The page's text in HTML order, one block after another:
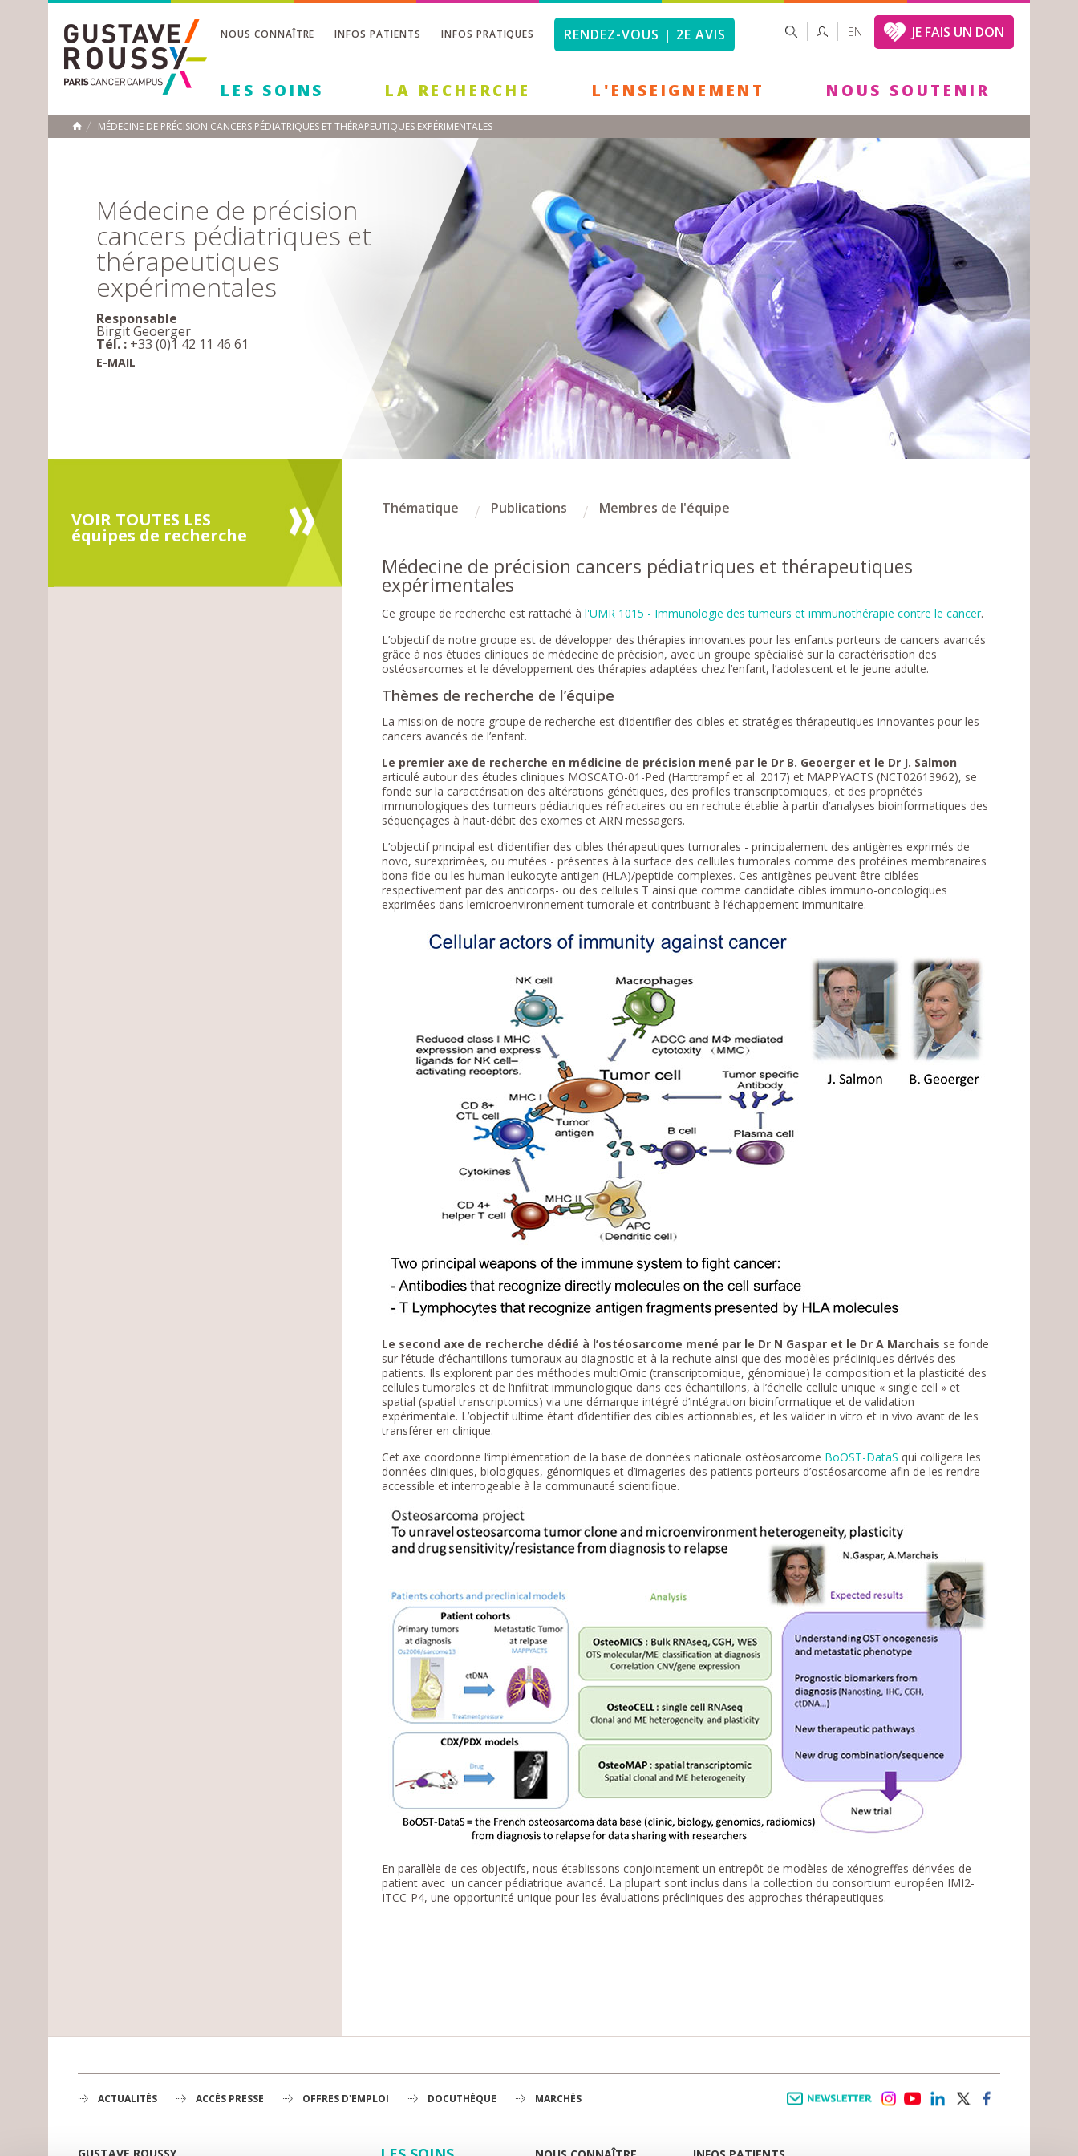
NOUS CONNAÎTRE INFOS PATIENTS INFOS PRATIQUES RENDEZ-VOUS | 2E AVIS FORMULAIRE
DE
RECHERCHER EN JE FAIS UN DON
LES SOINS LA RECHERCHE L'ENSEIGNEMENT NOUS SOUTENIR
ACCUEIL
MÉDECINE DE PRÉCISION CANCERS PÉDIATRIQUES ET THÉRAPEUTIQUES EXPÉRIMENTALES
Médecine de précision
cancers pédiatriques et
thérapeutiques
expérimentales
Responsable
Birgit Geoerger
Tél. : +33 (0)1 42 11 46 61
E-MAIL
VOIR TOUTES LES
équipes de recherche
Thématique Publications Membres de l'équipe
Médecine de précision cancers pédiatriques et thérapeutiques
expérimentales
Ce groupe de recherche est rattaché àl'UMR 1015 - Immunologie des tumeurs et immunothérapie contre le cancer.
L’objectif de notre groupe est de développer des thérapies innovantes pour les enfants porteurs de cancers avancés
grâce à nos études cliniques de médecine de précision, avec un groupe spécialisé sur la caractérisation des
ostéosarcomes et le développement des thérapies adaptées chez l’enfant, l’adolescent et le jeune adulte.
Thèmes de recherche de l’équipe
La mission de notre groupe de recherche est d’identifier des cibles et stratégies thérapeutiques innovantes pour les
cancers avancés de l’enfant.
Le premier axe de recherche en médicine de précision mené par le Dr B. Geoerger et le Dr J. Salmon
articulé autour des études cliniques MOSCATO-01-Ped (Harttrampf et al. 2017) et MAPPYACTS (NCT02613962), se
fonde sur la caractérisation des altérations génétiques, des profiles transcriptomiques, et des propriétés
immunologiques des tumeurs pédiatriques réfractaires ou en rechute établie à partir d’analyses bioinformatiques des
séquençages à haut-débit des exomes et ARN messagers.
L’objectif principal est d’identifier des cibles thérapeutiques tumorales - principalement des antigènes exprimés de
novo, surexprimées, ou mutées - présentes à la surface des cellules tumorales comme des protéines membranaires
bona fide ou les human leukocyte antigen (HLA)/peptide complexes. Ces antigènes peuvent être ciblées
respectivement par des anticorps- ou des cellules T ainsi que comme candidate cibles immuno-oncologiques
exprimées dans lemicroenvironnement tumorale et contribuant à l’échappement immunitaire.
Le second axe de recherche dédié à l’ostéosarcome mené par le Dr N Gaspar et le Dr A Marchais se fonde
sur l’étude d’échantillons tumoraux au diagnostic et à la rechute ainsi que des modèles précliniques dérivés des
patients. Ils explorent par des méthodes multiOmic (transcriptomique, génomique) la composition et la plasticité des
cellules tumorales et de l’infiltrat immunologique dans ces échantillons, à l’échelle cellule unique « single cell » et
spatial (spatial transcriptomics) via une démarque intégré d’intégration bioinformatique et de validation
expérimentale. L’objectif ultime étant d’identifier des cibles actionnables, et les valider in vitro et in vivo avant de les
transférer en clinique.
Cet axe coordonne l’implémentation de la base de données nationale ostéosarcome BoOST-DataS qui colligera les
données cliniques, biologiques, génomiques et d’imageries des patients porteurs d’ostéosarcome afin de les rendre
accessible et interrogeable à la communauté scientifique.
En parallèle de ces objectifs, nous établissons conjointement un entrepôt de modèles de xénogreffes dérivées de
patient avec un cancer pédiatrique avancé. La plupart sont inclus dans la collection du consortium européen IMI2-
ITCC-P4, une opportunité unique pour les évaluations précliniques des approches thérapeutiques.
ACTUALITÉS ACCÈS PRESSE OFFRES D'EMPLOI DOCUTHÈQUE MARCHÉS